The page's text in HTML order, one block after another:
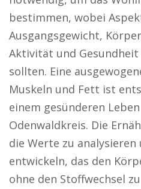
bestimmen, wobei
Ausgangsgewicht,
Aktivität und
sollten. Eine
Muskeln und Fett ist
einem gesünderen
Odenwaldkreis. Die
die Werte zu
entwickeln, das den
ohne den Stoffwechsel